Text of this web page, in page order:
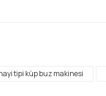
tipi küp buz makinesi